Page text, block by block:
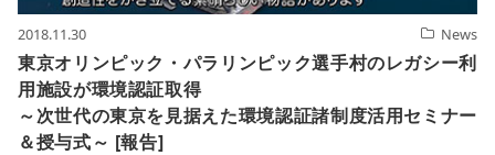
2018.11.30 News
東京オリンピック・パラリンピック選手村のレガシー利
用施設が環境認証取得
～次世代の東京を見据えた環境認証諸制度活用セミナー
＆授与式～ [報告]